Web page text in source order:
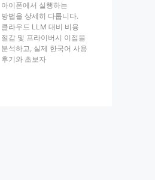
아이폰에서 실행하는
방법을 상세히 다룹니다.
클라우드 LLM 대비 비용
절감 및 프라이버시 이점을
분석하고, 실제 한국어 사용
후기와 초보자